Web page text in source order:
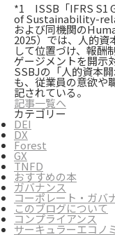
*1 ISSB「IFRS S1
of Sustainability-
および同機関の
2025）では、人的資
して位置づけ、報酬
ゲージメントを開示
SSBJの「人的資本
も、従業員の意欲や
記されている。
記事一覧へ
カテゴリー
DEI
DX
Forest
GX
TNFD
おすすめの本
ガバナンス
コーポレート・ガバ
このブログについて
コンプライアンス
サーキュラーエコノ